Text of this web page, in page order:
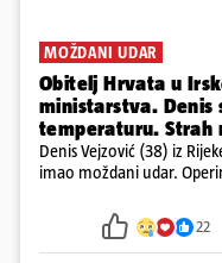
MOŽDANI UDAR
Obitelj Hrvata u
ministarstva. Denis
temperaturu. Strah
Denis Vejzović (38) iz
imao moždani udar.
tamošnji liječnici ne
22